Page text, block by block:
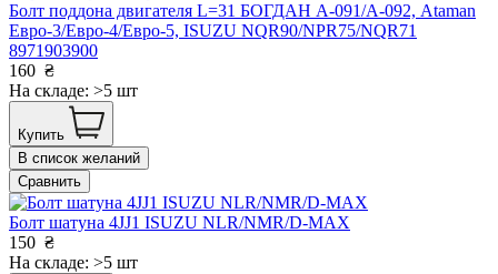
Болт поддона двигателя L=31 БОГДАН А-091/А-092, Ataman
Евро-3/Евро-4/Евро-5, ISUZU NQR90/NPR75/NQR71
8971903900
160 ₴
На складе: >5 шт
Купить
В список желаний
Сравнить
Болт шатуна 4JJ1 ISUZU NLR/NMR/D-MAX
150 ₴
На складе: >5 шт